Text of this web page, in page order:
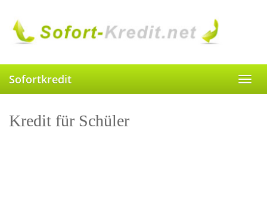
main
content
Sofortkredit
Kredit für Schüler